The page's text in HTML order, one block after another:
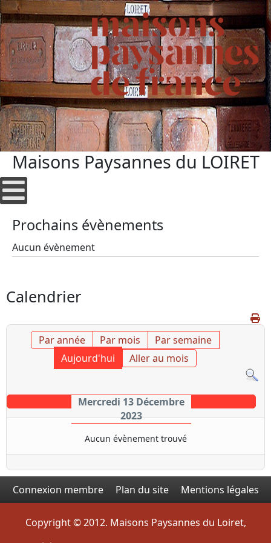
Maisons Paysannes du LOIRET
Prochains évènements
Aucun évènement
Calendrier
Par année Par mois
Par semaine
Aujourd'hui
Aller au mois
Mercredi 13 Décembre
2023
Aucun évènement trouvé
Connexion membre Plan du site Mentions légales
Copyright © 2012. Maisons Paysannes du Loiret,